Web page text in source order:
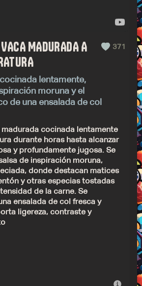
MADURADA A
371
lentamente,
moruna y el
de una ensalada de col
cocinada lentamente
durante horas hasta alcanzar
y profundamente jugosa. Se
de inspiración moruna,
donde destacan matices
y otras especias tostadas
de la carne. Se
ensalada de col fresca y
ligereza, contraste y